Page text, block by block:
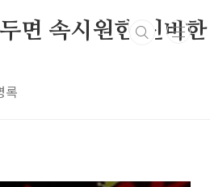
면 속시원한 신비한
록